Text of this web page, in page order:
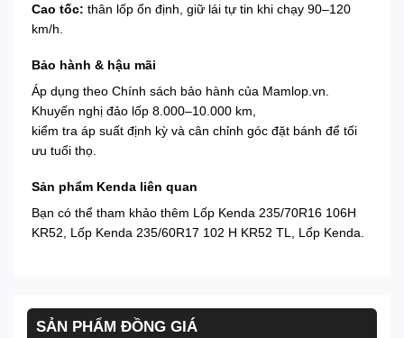
Cao tốc: thân lốp ổn định, giữ lái tự tin khi chạy 90–120
km/h.
Bảo hành & hậu mãi
Áp dụng theo Chính sách bảo hành của Mamlop.vn.
Khuyến nghị đảo lốp 8.000–10.000 km,
kiểm tra áp suất định kỳ và cân chỉnh góc đặt bánh để tối
ưu tuổi thọ.
Sản phẩm Kenda liên quan
Bạn có thể tham khảo thêm Lốp Kenda 235/70R16 106H
KR52, Lốp Kenda 235/60R17 102 H KR52 TL, Lốp Kenda.
SẢN PHẨM ĐỒNG GIÁ